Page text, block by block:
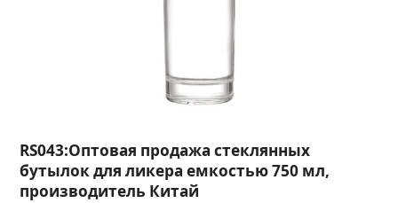
RS043:Оптовая продажа стеклянных
бутылок для ликера емкостью 750 мл,
производитель Китай